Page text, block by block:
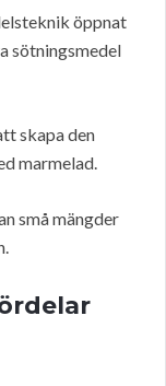
öppnat
sötningsmedel
skapa den
marmelad.
små mängder